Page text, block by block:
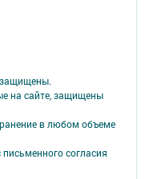
защищены.
на сайте, защищены
в любом объеме
согласия